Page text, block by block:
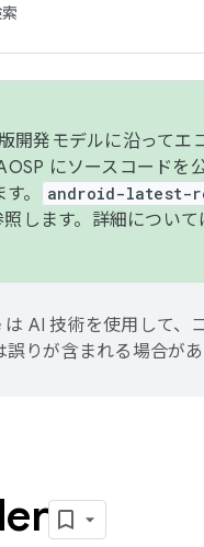
開発モデルに沿ってエ
にソースコードを
。 android-latest-
します。詳細について
AI 技術を使用して、
りが含まれる場合があ